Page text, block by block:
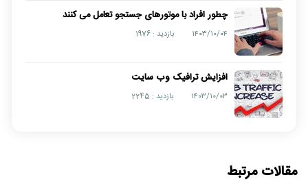
چطور افراد با موتورهای جستجو تعامل می کنند
۱۴۰۳/۱۰/۰۴ بازدید : 1976
افزایش ترافیک وب سایت
۱۴۰۳/۱۰/۰۳ بازدید : 2245
مقالات مرتبط